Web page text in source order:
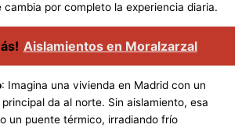
cambia por completo la experiencia diaria.
Aislamientos en Moralzarzal
: Imagina una vivienda en Madrid con un
da al norte. Sin aislamiento, esa
un puente térmico, irradiando frío